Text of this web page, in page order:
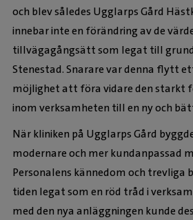
och blev således Ugglarps Gård
innebar inte en förändring av de
tillvägagångsätt som legat till
Stenestad. Snarare var denna flytt
möjlighet att föra vidare den starkt
inom verksamheten till en ny och
När kliniken på Ugglarps Gård
modernare och mer kundanpassad
Personalens kännedom och trevliga
tiden legat som en röd tråd i
med den nya anläggningen kunde